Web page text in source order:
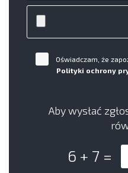
Oświadczam, że
Polityki ochrony
Aby wysłać
6 + 7 =